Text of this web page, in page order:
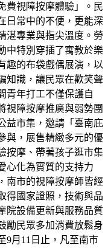
費視障按摩體驗」。民
日常中的不便，更能深
湛專業與指尖溫度。勞
中特別穿插了寓教於樂
趣的布袋戲偶展演，以
知識，讓民眾在歡笑聲
青年打工不僅保護自
視障按摩推廣與弱勢團
益市集，邀請「臺南庇
與，展售精緻多元的優
按摩、帶著孩子逛市集
心化為實質的支持力
南市的視障按摩師皆經
得國家證照，技術與品
院設備更新與服務品質
勵民眾多加消費放鬆身
9月11日止，凡至南市